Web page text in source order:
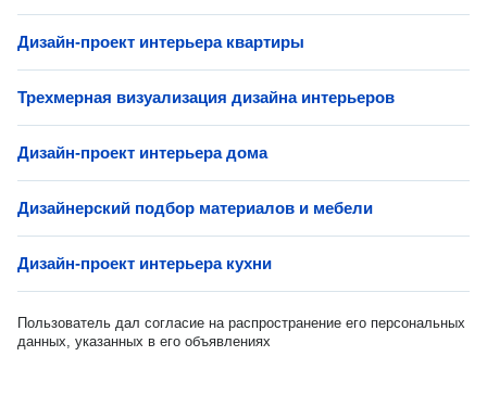
Дизайн-проект интерьера квартиры
Трехмерная визуализация дизайна интерьеров
Дизайн-проект интерьера дома
Дизайнерский подбор материалов и мебели
Дизайн-проект интерьера кухни
Пользователь дал согласие на распространение его персональных
данных, указанных в его объявлениях